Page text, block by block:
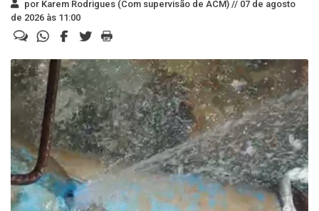
por Karem Rodrigues (Com supervisão de ACM) // 07 de agosto
de 2026 às 11:00